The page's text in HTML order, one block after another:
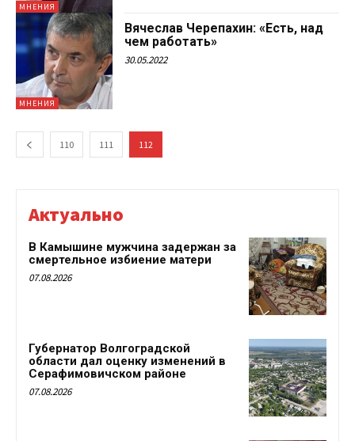
МНЕНИЯ
МНЕНИЯ
Вячеслав Черепахин: «Есть, над
чем работать»
30.05.2022
110 111 112
Актуально
В Камышине мужчина задержан за
смертельное избиение матери
07.08.2026
Губернатор Волгоградской
области дал оценку изменений в
Серафимовичском районе
07.08.2026